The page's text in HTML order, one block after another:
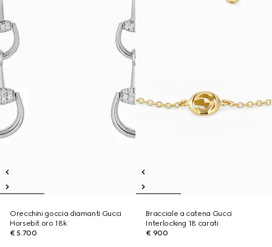
Orecchini goccia diamanti Gucci
Horsebit oro 18k
€ 5.700
Bracciale a catena Gucci
Interlocking 18 carati
€ 900